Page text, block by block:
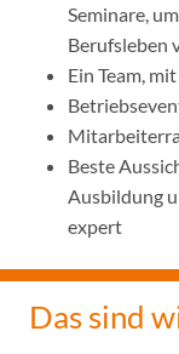
Seminare,
Berufsleben
Ein Team,
Beste
Ausbildung
expert
Das sind